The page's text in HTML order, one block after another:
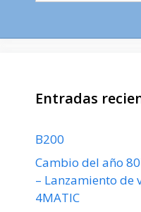
Entradas
B200
Cambio del año
– Lanzamiento de
4MATIC